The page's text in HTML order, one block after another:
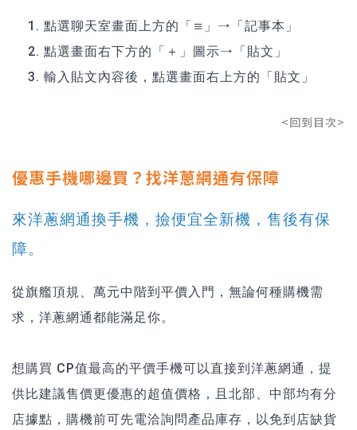
點選聊天室畫面上方的「≡」→「記事本」
點選畫面右下方的「＋」圖示→「貼文」
輸入貼文內容後，點選畫面右上方的「貼文」
<回到目次>
優惠手機哪邊買？找洋蔥網通有保障
來洋蔥網通換手機，撿便宜全新機，售後有保
障。
從旗艦頂規、萬元中階到平價入門，無論何種購機需
求，洋蔥網通都能滿足你。
想購買 CP值最高的平價手機可以直接到洋蔥網通，提
供比建議售價更優惠的超值價格，且北部、中部均有分
店據點，購機前可先電洽詢問產品庫存，以免到店缺貨